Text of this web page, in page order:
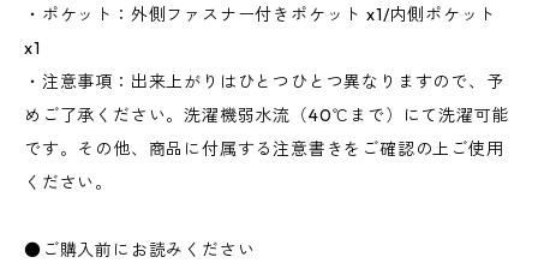
・ポケット：外側ファスナー付きポケット x1/内側ポケット
x1
・注意事項：出来上がりはひとつひとつ異なりますので、予
めご了承ください。洗濯機弱水流（40℃まで）にて洗濯可能
です。その他、商品に付属する注意書きをご確認の上ご使用
ください。
●ご購入前にお読みください